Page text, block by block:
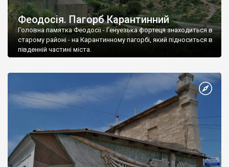
Феодосія. Пагорб Карантинний
Головна памятка Феодосії - Генуезька фортеця знаходиться в
старому районі - на Карантинному пагорбі, який підноситься в
південній частині міста.